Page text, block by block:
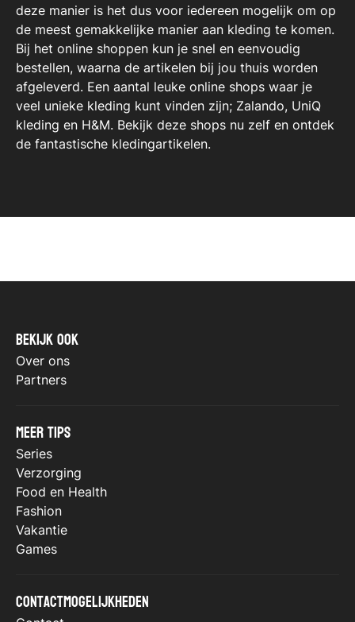
deze manier is het dus voor iedereen mogelijk om op
de meest gemakkelijke manier aan kleding te komen.
Bij het online shoppen kun je snel en eenvoudig
bestellen, waarna de artikelen bij jou thuis worden
afgeleverd. Een aantal leuke online shops waar je
veel unieke kleding kunt vinden zijn; Zalando, UniQ
kleding en H&M. Bekijk deze shops nu zelf en ontdek
de fantastische kledingartikelen.
Bekijk ook
Over ons
Partners
Meer tips
Series
Verzorging
Food en Health
Fashion
Vakantie
Games
Contactmogelijkheden